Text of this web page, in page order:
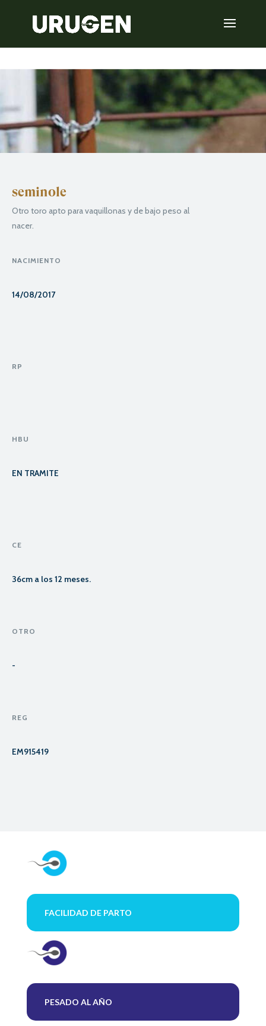
seminole
Otro toro apto para vaquillonas y de bajo peso al
nacer.
NACIMIENTO
14/08/2017
RP
HBU
EN TRAMITE
CE
36cm a los 12 meses.
OTRO
-
REG
EM915419
FACILIDAD DE PARTO
PESADO AL AÑO